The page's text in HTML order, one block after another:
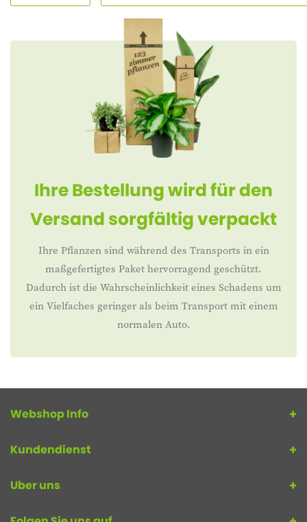
Ihre Bestellung wird für den
Versand sorgfältig verpackt
Ihre Pflanzen sind während des Transports in ein
maßgefertigtes Paket hervorragend geschützt.
Dadurch ist die Wahrscheinlichkeit eines Schadens um
ein Vielfaches geringer als beim Transport mit einem
normalen Auto.
Webshop Info
Kundendienst
Uber uns